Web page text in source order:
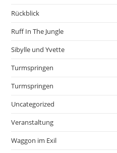
Rückblick
Ruff In The Jungle
Sibylle und Yvette
Turmspringen
Turmspringen
Uncategorized
Veranstaltung
Waggon im Exil